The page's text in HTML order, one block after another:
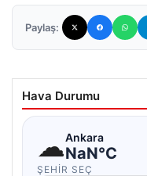
Paylaş:
Hava Durumu
☁Ankara
NaN°C
ŞEHIR SEÇ